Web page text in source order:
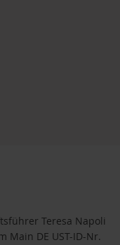
Teresa Napoli
Main DE UST-ID-Nr.